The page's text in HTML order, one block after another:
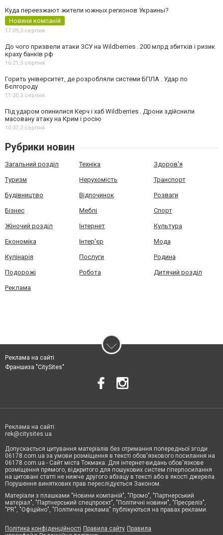
Куда переезжают жители южных регионов Украины?
Новини компаній
17:09,3 серпня
До чого призвели атаки ЗСУ на Wildberries . 200 млрд збитків і ризик
краху банків рф
16:21,3 серпня
Горить університет, де розробляли системи БПЛА . Удар по
Бєлгороду
11:20,3 серпня
Під ударом опинилися Керч і хаб Wildberries . Дрони здійснили
масовану атаку на Крим і росію
10:37,3 серпня
Рубрики новин
Загальний розділ Техніка Здоров'я
Туризм Нерухомість Транспорт
Будівництво Відпочинок Розваги
Бізнес Меблі Спорт
Жіночий розділ Інтернет Культура
Економіка Інтер'єр Мода
Кулінарія Послуги Родина
Подорожі Робота Дитячий розділ
Реклама
Реклама на сайті
Франшиза "CitySites"
Реклама на сайті:
rek@citysites.ua
Допускається цитування матеріалів без отримання попередньої згоди
06178.com.ua за умови розміщення в тексті обов'язкового посилання на
06178.com.ua - Сайт міста Токмака. Для інтернет-видань обов'язкове
розміщення прямого, відкритого для пошукових систем гіперпосилання
на цитовані статті не нижче другого абзацу в тексті або в якості джерела.
Порушення виняткових прав переслідується Законом.
Матеріали з плашками "Новини компаній", "Промо", "Партнерський
матеріал", "Партнерський спецпроєкт", "Політичні новини", "Пресреліз",
"PR", "Офіційно", "Політична реклама" публікуються на правах реклами.
Політика конфіденційності Правила сайту Правила